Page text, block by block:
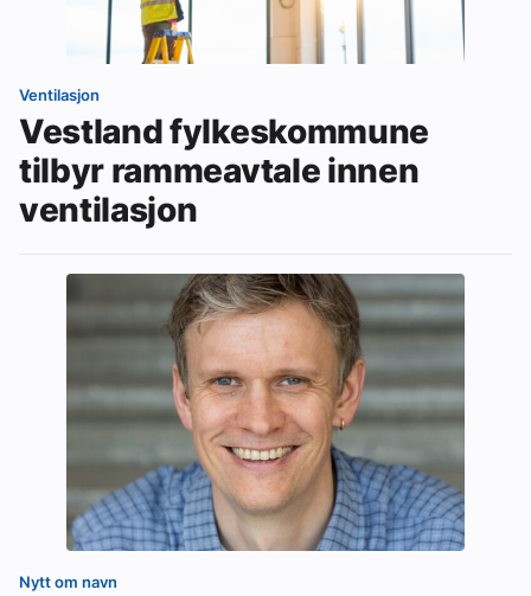
Ventilasjon
Vestland fylkeskommune
tilbyr rammeavtale innen
ventilasjon
Nytt om navn